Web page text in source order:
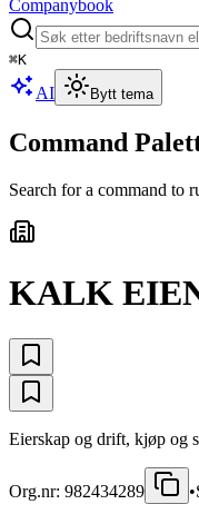
Companybook
⌘K
AI Bytt tema
Command
Search for a command to
KALK
Eierskap og drift, kjøp og
Org.nr: 982434289 •